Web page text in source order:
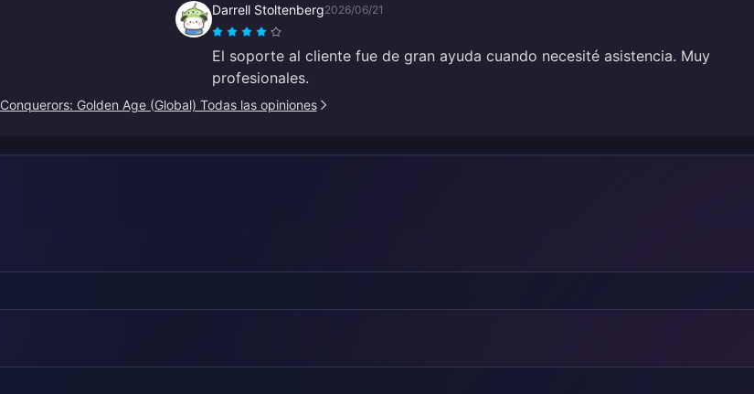
Darrell Stoltenberg2026/06/21
El soporte al cliente fue de gran ayuda cuando necesité asistencia. Muy
profesionales.
Conquerors: Golden Age (Global) Todas las opiniones